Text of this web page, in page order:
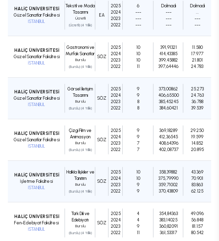
HALİÇ ÜNİVERSİTESİ
Güzel Sanatlar Fakültesi
İSTANBUL
Tekstil ve Moda
Tasarımı
Ücretli
(Ücretli) (4 Yıllık)
EA
2025
2024
2023
2022
6
---
---
---
Dolmadı
---
---
---
Dolmadı
---
---
HALİÇ ÜNİVERSİTESİ
Güzel Sanatlar Fakültesi
İSTANBUL
Gastronomi ve
Mutfak Sanatları
Burslu
(Burslu) (4 Yıllık)
SÖZ
2025
2024
2023
2022
10
10
10
11
391,91321
414,43385
399,45882
397,64446
11.580
17.977
21.801
24.783
HALİÇ ÜNİVERSİTESİ
Güzel Sanatlar Fakültesi
İSTANBUL
Görsel İletişim
Tasarımı
Burslu
(Burslu) (4 Yıllık)
SÖZ
2025
2024
2023
2022
9
9
8
8
373,00862
406,65500
385,45245
384,60421
25.273
24.763
36.788
39.539
HALİÇ ÜNİVERSİTESİ
Güzel Sanatlar Fakültesi
İSTANBUL
Çizgi Film ve
Animasyon
Burslu
(Burslu) (4 Yıllık)
SÖZ
2025
2024
2023
2022
9
9
7
7
369,18289
412,36545
408,64396
402,08737
29.250
19.599
14.852
20.895
HALİÇ ÜNİVERSİTESİ
İşletme Fakültesi
İSTANBUL
Halkla İlişkiler ve
Tanıtım
Burslu
(Burslu) (4 Yıllık)
SÖZ
2025
2024
2023
2022
10
10
9
9
358,39882
375,79990
359,71002
370,43809
43.369
70.901
83.863
62.125
HALİÇ ÜNİVERSİTESİ
Fen-Edebiyat Fakültesi
İSTANBUL
Türk Dili ve
Edebiyatı
Burslu
(Burslu) (4 Yıllık)
SÖZ
2025
2024
2023
2022
4
4
9
11
354,84363
383,14025
360,82091
361,53317
49.096
56.848
81.157
80.542